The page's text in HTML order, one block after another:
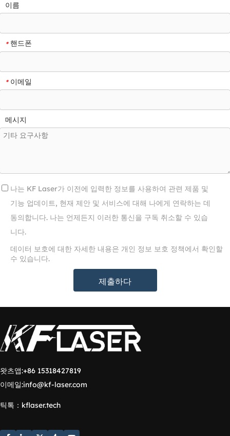
이름
* 핸드폰
* 이메일
메시지
나는 KF Laser가 이전에 입력한 정보를 사용하여 관련 제품 및
기능 업데이트, 현재 제안 및 서비스에 대해 나에게 연락하는 데
동의합니다. 나는 언제든지 이러한 통신을 구독 취소할 수 있습
니다.
데이터 보호에 대한 자세한 내용은 개인 정보 보호 정책에서 확인할
수 있습니다.
제출하다
왓츠앱:+86 15318427819
이메일:info@kf-laser.com
틱톡 ： kflaser.tech